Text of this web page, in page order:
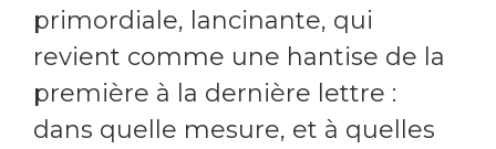
primordiale, lancinante, qui
revient comme une hantise de la
première à la dernière lettre :
dans quelle mesure, et à quelles